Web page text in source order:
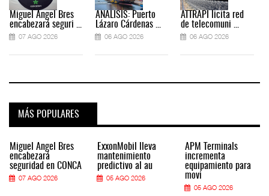
Miguel Ángel Bres
encabezará seguri ...
07 AGO 2026
ANÁLISIS: Puerto
Lázaro Cárdenas ...
06 AGO 2026
ATTRAPI licita red
de telecomuni ...
06 AGO 2026
MÁS POPULARES
Miguel Ángel Bres
encabezará
seguridad en CONCA
07 AGO 2026
ExxonMobil lleva
mantenimiento
predictivo al au
05 AGO 2026
APM Terminals
incrementa
equipamiento para
movi
05 AGO 2026